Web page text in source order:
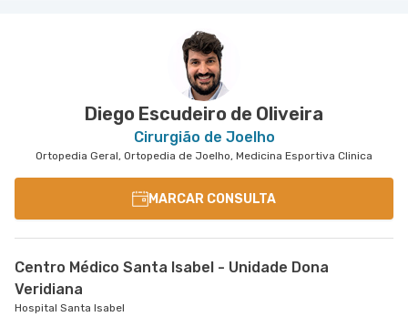
Diego Escudeiro de Oliveira
Cirurgião de Joelho
Ortopedia Geral, Ortopedia de Joelho, Medicina Esportiva Clinica
MARCAR CONSULTA
Centro Médico Santa Isabel - Unidade Dona
Veridiana
Hospital Santa Isabel